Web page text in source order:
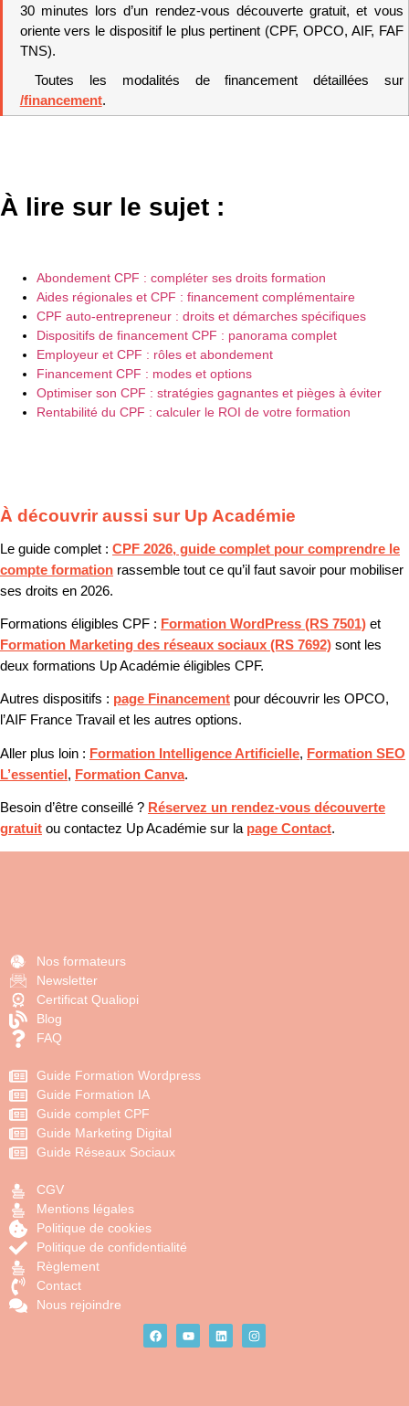
30 minutes lors d’un rendez-vous découverte gratuit, et vous
oriente vers le dispositif le plus pertinent (CPF, OPCO, AIF, FAF
TNS).
Toutes les modalités de financement détaillées sur
/financement.
À lire sur le sujet :
Abondement CPF : compléter ses droits formation
Aides régionales et CPF : financement complémentaire
CPF auto-entrepreneur : droits et démarches spécifiques
Dispositifs de financement CPF : panorama complet
Employeur et CPF : rôles et abondement
Financement CPF : modes et options
Optimiser son CPF : stratégies gagnantes et pièges à éviter
Rentabilité du CPF : calculer le ROI de votre formation
À découvrir aussi sur Up Académie
Le guide complet : CPF 2026, guide complet pour comprendre le
compte formation rassemble tout ce qu’il faut savoir pour mobiliser
ses droits en 2026.
Formations éligibles CPF : Formation WordPress (RS 7501) et
Formation Marketing des réseaux sociaux (RS 7692) sont les
deux formations Up Académie éligibles CPF.
Autres dispositifs : page Financement pour découvrir les OPCO,
l’AIF France Travail et les autres options.
Aller plus loin : Formation Intelligence Artificielle, Formation SEO
L’essentiel , Formation Canva.
Besoin d’être conseillé ? Réservez un rendez-vous découverte
gratuit ou contactez Up Académie sur la page Contact.
Nos formateurs
Newsletter
Certificat Qualiopi
Blog
FAQ
Guide Formation Wordpress
Guide Formation IA
Guide complet CPF
Guide Marketing Digital
Guide Réseaux Sociaux
CGV
Mentions légales
Politique de cookies
Politique de confidentialité
Règlement
Contact
Nous rejoindre